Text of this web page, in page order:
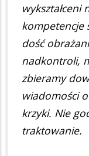
wykształceni
kompetencje
dość
nadkontroli,
zbieramy
wiadomości
krzyki. Nie
traktowanie.